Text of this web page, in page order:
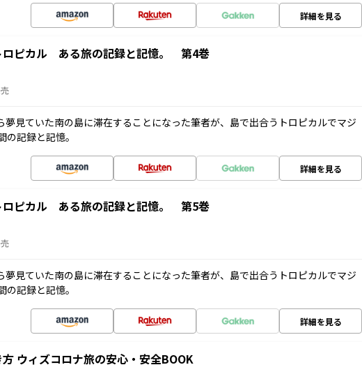
詳細を見る
ロピカル ある旅の記録と記憶。 第4巻
夢見ていた南の島に滞在することになった筆者が、島で出合うトロピカルでマジ
の記録と記憶。
詳細を見る
ロピカル ある旅の記録と記憶。 第5巻
夢見ていた南の島に滞在することになった筆者が、島で出合うトロピカルでマジ
の記録と記憶。
詳細を見る
ウィズコロナ旅の安心・安全BOOK